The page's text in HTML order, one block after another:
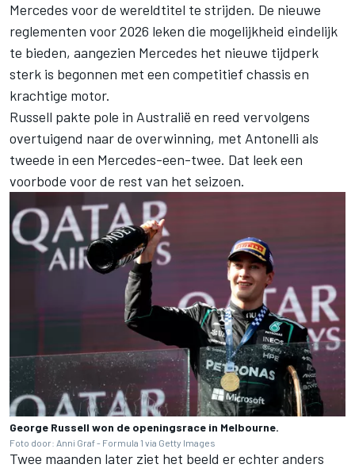
Mercedes voor de wereldtitel te strijden. De nieuwe
reglementen voor 2026 leken die mogelijkheid eindelijk
te bieden, aangezien Mercedes het nieuwe tijdperk
sterk is begonnen met een competitief chassis en
krachtige motor.
Russell pakte pole in Australië en reed vervolgens
overtuigend naar de overwinning, met Antonelli als
tweede in een Mercedes-een-twee. Dat leek een
voorbode voor de rest van het seizoen.
George Russell won de openingsrace in Melbourne.
Foto door: Anni Graf - Formula 1 via Getty Images
Twee maanden later ziet het beeld er echter anders